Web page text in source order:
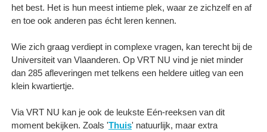
het best. Het is hun meest intieme plek, waar ze zichzelf en af
en toe ook anderen pas écht leren kennen.
Wie zich graag verdiept in complexe vragen, kan terecht bij de
Universiteit van Vlaanderen. Op VRT NU vind je niet minder
dan 285 afleveringen met telkens een heldere uitleg van een
klein kwartiertje.
Via VRT NU kan je ook de leukste Eén-reeksen van dit
moment bekijken. Zoals 'Thuis' natuurlijk, maar extra